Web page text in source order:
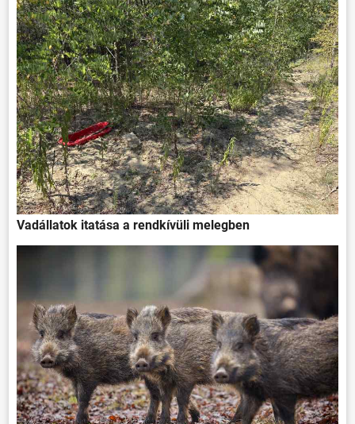
Vadállatok itatása a rendkívüli melegben